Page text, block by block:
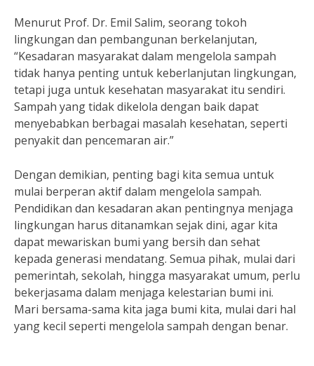
Menurut Prof. Dr. Emil Salim, seorang tokoh
lingkungan dan pembangunan berkelanjutan,
“Kesadaran masyarakat dalam mengelola sampah
tidak hanya penting untuk keberlanjutan lingkungan,
tetapi juga untuk kesehatan masyarakat itu sendiri.
Sampah yang tidak dikelola dengan baik dapat
menyebabkan berbagai masalah kesehatan, seperti
penyakit dan pencemaran air.”
Dengan demikian, penting bagi kita semua untuk
mulai berperan aktif dalam mengelola sampah.
Pendidikan dan kesadaran akan pentingnya menjaga
lingkungan harus ditanamkan sejak dini, agar kita
dapat mewariskan bumi yang bersih dan sehat
kepada generasi mendatang. Semua pihak, mulai dari
pemerintah, sekolah, hingga masyarakat umum, perlu
bekerjasama dalam menjaga kelestarian bumi ini.
Mari bersama-sama kita jaga bumi kita, mulai dari hal
yang kecil seperti mengelola sampah dengan benar.